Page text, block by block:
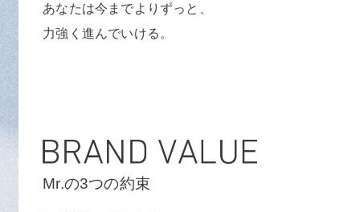
あなたは今までよりずっと、
力強く進んでいける。
Mr.の3つの約束